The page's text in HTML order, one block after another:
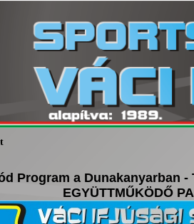
Program a Dunakanyarban -
EGYÜTTMŰKÖDŐ